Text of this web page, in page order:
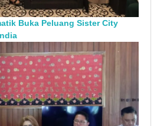
Buka Peluang Sister City